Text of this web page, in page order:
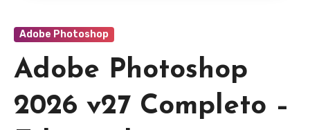
Adobe Photoshop
Adobe Photoshop
2026 v27 Completo –